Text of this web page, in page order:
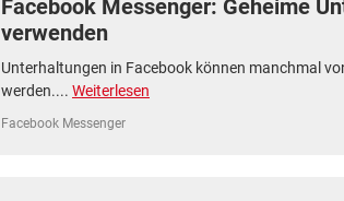
Facebook Messenger: Geheime
verwenden
Unterhaltungen in Facebook können manchmal
werden.... Weiterlesen
Facebook Messenger